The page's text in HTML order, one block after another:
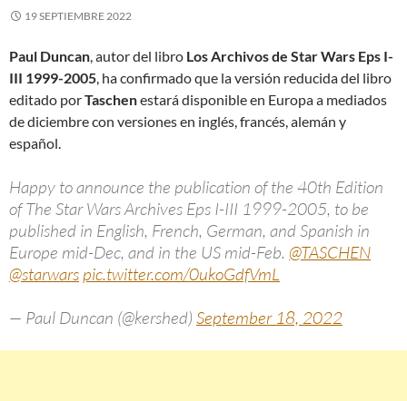
19 SEPTIEMBRE 2022
Paul Duncan, autor del libro Los Archivos de Star Wars Eps I-
III 1999-2005, ha confirmado que la versión reducida del libro
editado porTaschenestará disponible en Europa a mediados
de diciembre con versiones en inglés, francés, alemán y
español.
Happy to announce the publication of the 40th Edition
of The Star Wars Archives Eps I-III 1999-2005, to be
published in English, French, German, and Spanish in
Europe mid-Dec, and in the US mid-Feb. @TASCHEN
@starwars pic.twitter.com/0ukoGdfVmL
— Paul Duncan (@kershed) September 18, 2022